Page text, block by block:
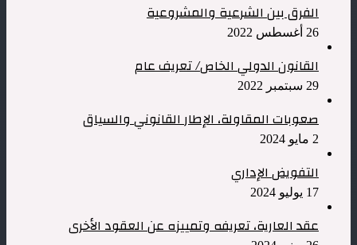
الفرق بين الشرعية والمشروعية
26 أغسطس 2022
القانون الدولي الخاص/ تعريف عام
29 سبتمبر 2022
صعوبات المقاولة، الإطار القانوني والسياق
2 مايو 2024
التفويض الإداري
17 يوليو 2024
عقد العارية، تعريفه وتمييزه عن العقود الأخرى